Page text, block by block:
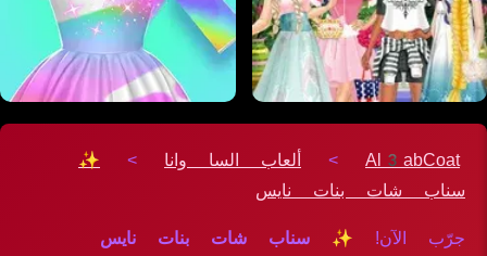
Al3abCoat
> ألعاب السا وانا >
✨
سناب شات بنات نايس
جرّب الآن! ✨ سناب شات بنات نايس